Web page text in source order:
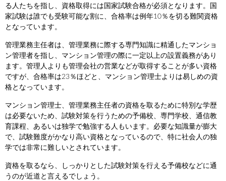
る人たちを指し、資格取得には国家試験合格が必須となります。国
家試験は誰でも受験可能な割に、合格率は例年10％を切る難関資格
となっています。
管理業務主任者は、管理業務に際する専門知識に精通したマンショ
ン管理者を指し、マンション管理の際に一定以上の設置義務があり
ます。管理人よりも管理会社の営業などが取得することが多い資格
ですが、合格率は23％ほどと、マンション管理士よりは易しめの資
格となっています。
マンション管理士、管理業務主任者の資格を取るために特別な学歴
は必要ないため、試験対策を行うための予備校、専門学校、通信教
育課程、あるいは独学で勉強する人もいます。必要な知識量が膨大
で、試験難度がかなり高い資格となっているので、特に社会人の独
学では非常に難しいとされています。
資格を取るなら、しっかりとした試験対策を行える予備校などに通
うのが近道と言えるでしょう。